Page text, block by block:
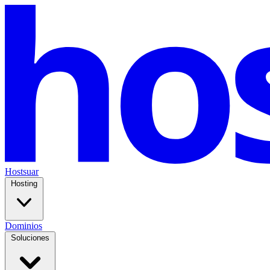
Hostsuar
Hosting
Dominios
Soluciones